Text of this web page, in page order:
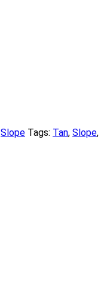
Slope Tags: Tan, Slope,